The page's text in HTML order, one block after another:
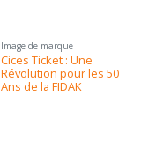
Image de marque
Cices Ticket : Une
Révolution pour les 50
Ans de la FIDAK